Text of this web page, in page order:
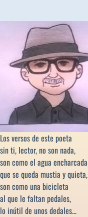
Los versos de este poeta
sin ti, lector, no son nada,
son como el agua encharcada
que se queda mustia y quieta,
son como una bicicleta
al que le faltan pedales,
lo inútil de unos dedales...